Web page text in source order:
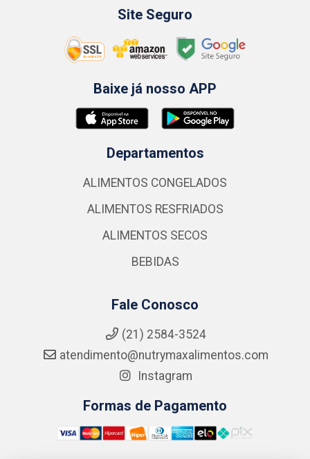
Site Seguro
Baixe já nosso APP
Departamentos
ALIMENTOS CONGELADOS
ALIMENTOS RESFRIADOS
ALIMENTOS SECOS
BEBIDAS
Fale Conosco
(21) 2584-3524
atendimento@nutrymaxalimentos.com
Instagram
Formas de Pagamento